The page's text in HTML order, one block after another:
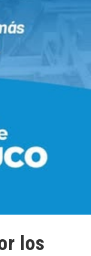
los